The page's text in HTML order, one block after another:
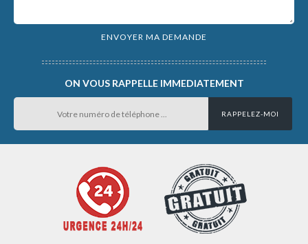
ON VOUS RAPPELLE IMMEDIATEMENT